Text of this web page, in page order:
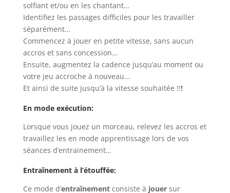
solfiant et/ou en les chantant…
Identifiez les passages difficiles pour les travailler
séparément…
Commencez à jouer en petite vitesse, sans aucun
accros et sans concession…
Ensuite, augmentez la cadence jusqu’au moment ou
votre jeu accroche à nouveau…
Et ainsi de suite jusqu’à la vitesse souhaitée !!!
En mode exécution:
Lorsque vous jouez un morceau, relevez les accros et
travaillez les en mode apprentissage lors de vos
séances d’entrainement…
Entraînement à l’étouffée:
Ce mode d’entraînementconsiste à jouersur